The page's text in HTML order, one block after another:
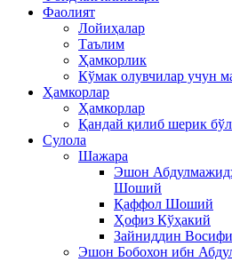
Фаолият
Лойиҳалар
Таълим
Ҳамкорлик
Кўмак олувчилар учун
Ҳамкорлар
Ҳамкорлар
Қандай қилиб шерик
Сулола
Шажара
Эшон
Шоший
Қаффол Шоший
Ҳофиз Кўҳакий
Зайниддин
Эшон Бобохон ибн